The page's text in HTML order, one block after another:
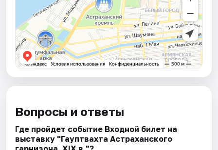
Вопросы и ответы
Где пройдет событие Входной билет на
выставку "Гауптвахта Астраханского